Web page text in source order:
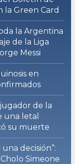
la Green Card
la Argentina
de la Liga
Messi
en
de la
una letal
su muerte
decisión”:
Simeone